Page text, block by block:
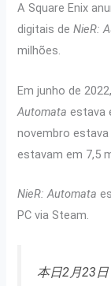
at
s
p
p
A Square Enix
digitais deNieR:
milhões.
Em junho de
Automata estava
novembro
estavam em 7,5
NieR: Automata
PC via Steam.
本日2月23